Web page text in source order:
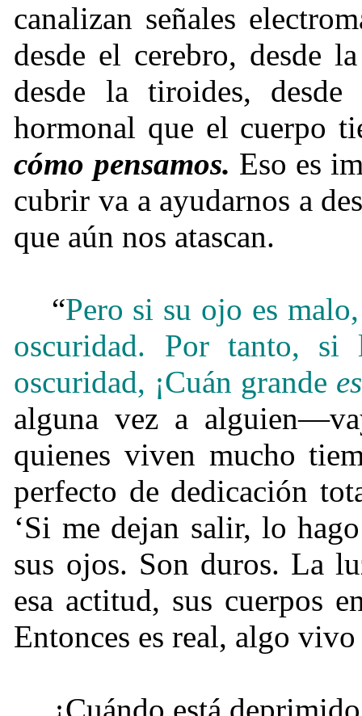
canalizan señales
desde el cerebro, desde
desde la tiroides,
hormonal que el cuerpo
cómo pensamos. Eso es
cubrir va a ayudarnos a
que aún nos atascan.
“Pero si su ojo es
oscuridad. Por tanto,
oscuridad, ¡Cuán grande es
alguna vez a
quienes viven mucho
perfecto de dedicación
‘Si me dejan salir, lo
sus ojos. Son duros. La
esa actitud, sus cuerpos
Entonces es real, algo